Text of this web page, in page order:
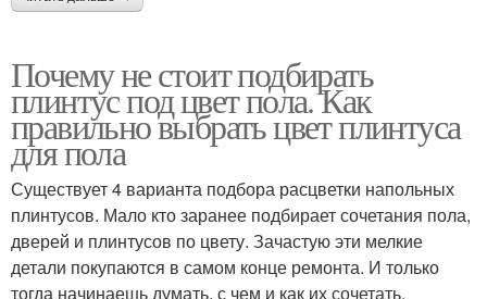
Почему не стоит подбирать
плинтус под цвет пола. Как
правильно выбрать цвет плинтуса
для пола
Существует 4 варианта подбора расцветки напольных
плинтусов. Мало кто заранее подбирает сочетания пола,
дверей и плинтусов по цвету. Зачастую эти мелкие
детали покупаются в самом конце ремонта. И только
тогда начинаешь думать, с чем и как их сочетать.